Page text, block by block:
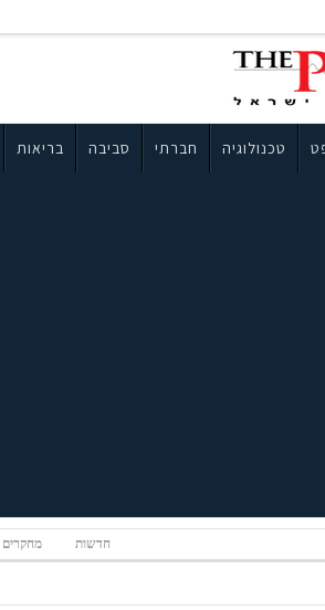
טכנולוגיה חברתי סביבה בריאות
חדשות מחקרים